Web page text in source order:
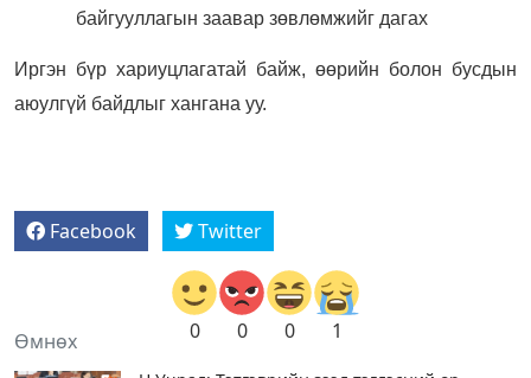
байгууллагын заавар зөвлөмжийг дагах
Иргэн бүр хариуцлагатай байж, өөрийн болон бусдын
аюулгүй байдлыг хангана уу.
Facebook Twitter
0 0 0 1
Өмнөх